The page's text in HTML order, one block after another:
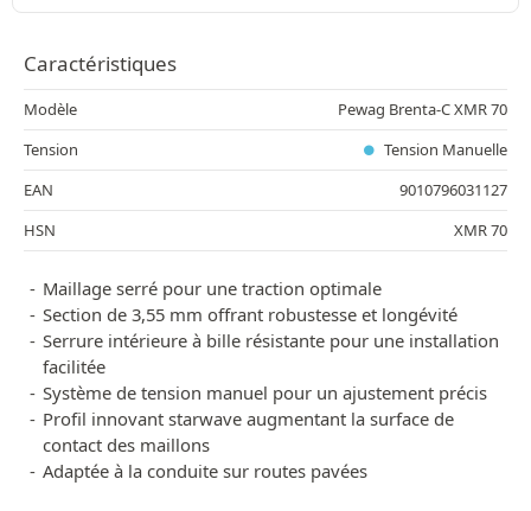
Caractéristiques
Modèle
Pewag Brenta-C XMR 70
Tension
Tension Manuelle
EAN
9010796031127
HSN
XMR 70
Maillage serré pour une traction optimale
Section de 3,55 mm offrant robustesse et longévité
Serrure intérieure à bille résistante pour une installation
facilitée
Système de tension manuel pour un ajustement précis
Profil innovant starwave augmentant la surface de
contact des maillons
Adaptée à la conduite sur routes pavées